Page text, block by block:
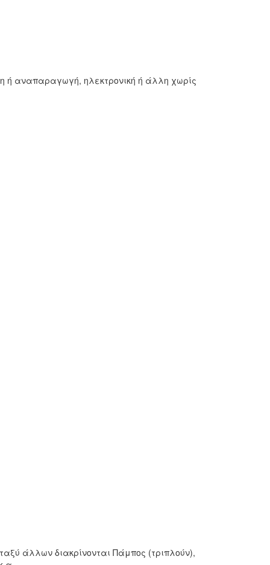
ή αναπαραγωγή, ηλεκτρονική ή άλλη χωρίς
άλλων διακρίνονται Πάμπος (τριπλούν),